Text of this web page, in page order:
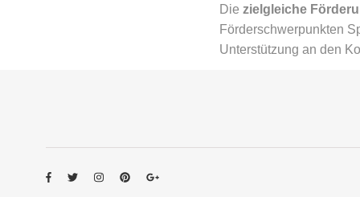
Die zielgleiche
Förderschwerpunkten
Unterstützung an den